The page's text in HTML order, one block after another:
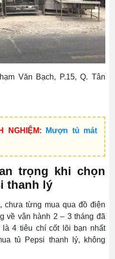
Văn Bạch, P.15, Q. Tân
Mượn tủ mát
trọng khi chọn
thanh lý
chưa từng mua qua đồ điện
về vận hành 2 – 3 tháng đã
4 tiêu chí cốt lõi bạn nhất
tủ Pepsi thanh lý, không